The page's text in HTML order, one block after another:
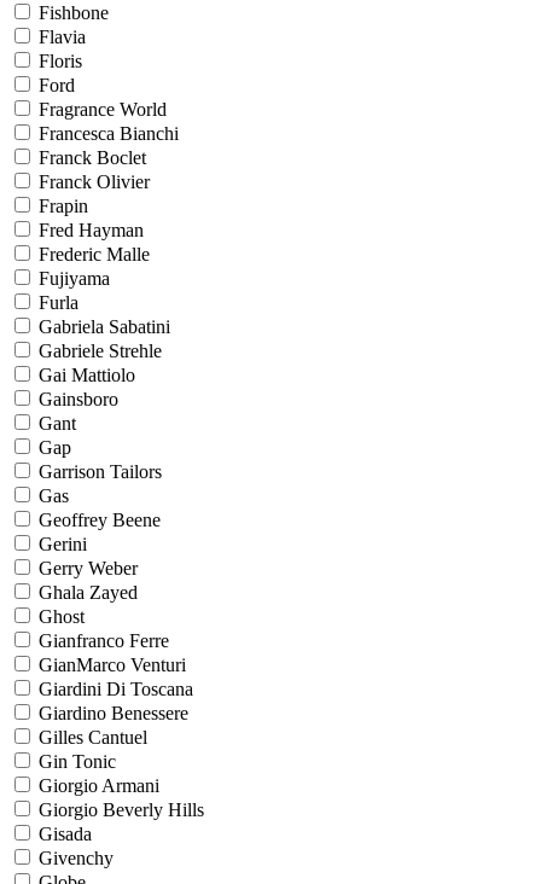
Fishbone
Flavia
Floris
Ford
Fragrance World
Francesca Bianchi
Franck Boclet
Franck Olivier
Frapin
Fred Hayman
Frederic Malle
Fujiyama
Furla
Gabriela Sabatini
Gabriele Strehle
Gai Mattiolo
Gainsboro
Gant
Gap
Garrison Tailors
Gas
Geoffrey Beene
Gerini
Gerry Weber
Ghala Zayed
Ghost
Gianfranco Ferre
GianMarco Venturi
Giardini Di Toscana
Giardino Benessere
Gilles Cantuel
Gin Tonic
Giorgio Armani
Giorgio Beverly Hills
Gisada
Givenchy